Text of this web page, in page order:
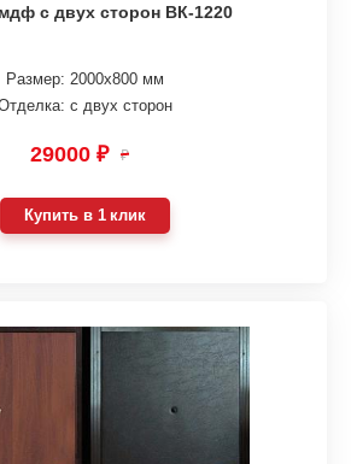
с двух сторон ВК-1220
Размер: 2000х800 мм
с двух сторон
29000 ₽ ₽
Купить в 1 клик